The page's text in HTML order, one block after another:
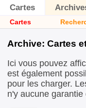
Cartes
Cartes
Archive: Cartes
Ici vous pouvez
est également
pour les charger.
n'y aucune garantie